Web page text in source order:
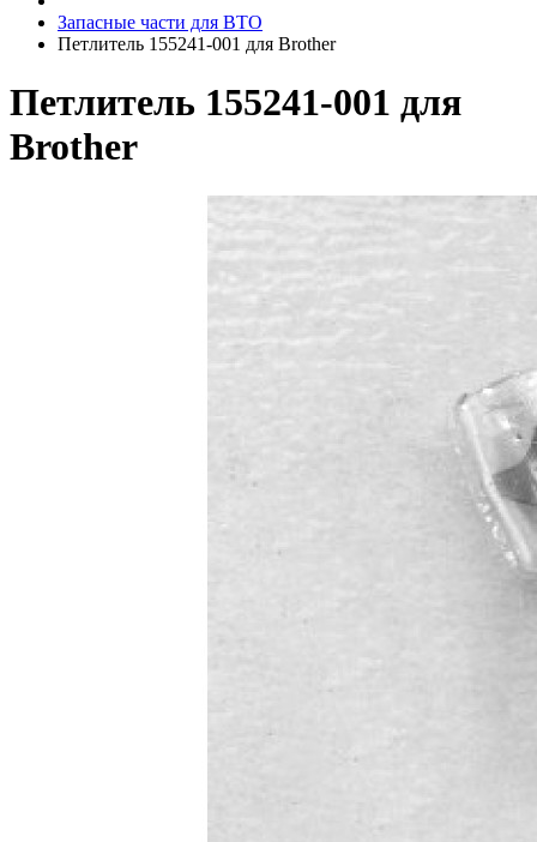
Запасные части для ВТО
Петлитель 155241-001 для Brother
Петлитель 155241-001 для
Brother